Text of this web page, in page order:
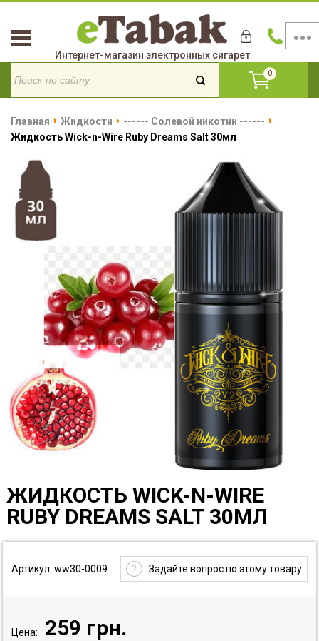
Интернет-магазин электронных сигарет
0
Главная Жидкости
------ Солевой никотин ------
Жидкость Wick-n-Wire Ruby Dreams Salt 30мл
ЖИДКОСТЬ WICK-N-WIRE
RUBY DREAMS SALT 30МЛ
Артикул: ww30-0009 ? Задайте вопрос по этому товару
Цена: 259 грн.